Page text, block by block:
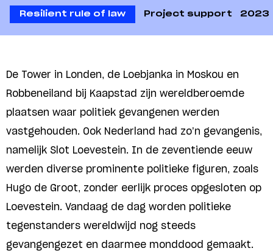
Resilient rule of law Project support 2023
De Tower in Londen, de Loebjanka in Moskou en
Robbeneiland bij Kaapstad zijn wereldberoemde
plaatsen waar politiek gevangenen werden
vastgehouden. Ook Nederland had zo’n gevangenis,
namelijk Slot Loevestein. In de zeventiende eeuw
werden diverse prominente politieke figuren, zoals
Hugo de Groot, zonder eerlijk proces opgesloten op
Loevestein. Vandaag de dag worden politieke
tegenstanders wereldwijd nog steeds
gevangengezet en daarmee monddood gemaakt.